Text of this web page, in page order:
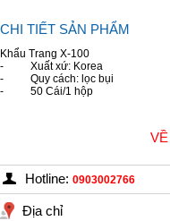
CHI TIẾT SẢN PHẨM
Khẩu Trang X-100
- Xuất xứ: Korea
- Quy cách: lọc bụi
- 50 Cái/1 hộp
Hotline: 0903002766
Địa chỉ